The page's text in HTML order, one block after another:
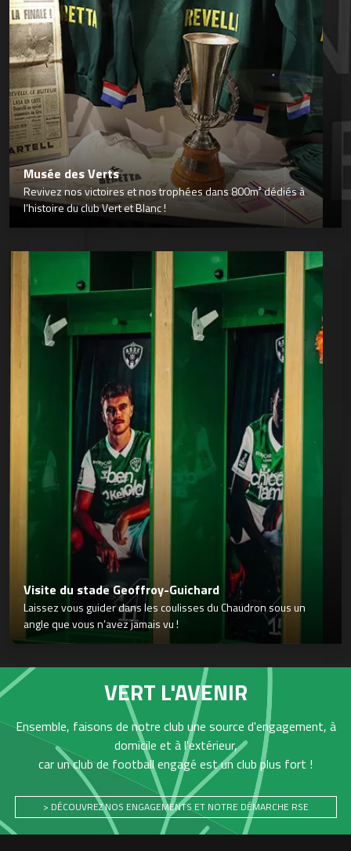
Musée des Verts
Revivez nos victoires et nos trophées dans 800m² dédiés à
l’histoire du club Vert et Blanc !
Visite du stade Geoffroy-Guichard
Laissez vous guider dans les coulisses du Chaudron sous un
angle que vous n’avez jamais vu !
VERT L'AVENIR
Ensemble, faisons de notre club une source d'engagement, à
domicile et à l'extérieur,
car un club de football engagé est un club plus fort !
> DÉCOUVREZ NOS ENGAGEMENTS ET NOTRE DÉMARCHE RSE